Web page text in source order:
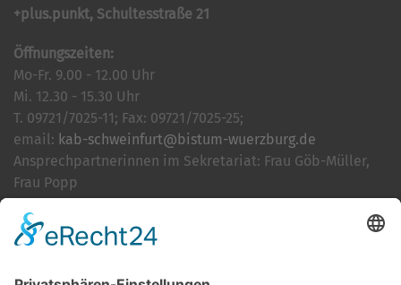
+plus.punkt, Schultesstraße 21
Öffnungszeiten:
Mo-Fr. 9.00 - 12.00 Uhr
Mi. 12.30 - 15.30 Uhr
T. 09721/7025-11; Fax: 09721/7025-25;
email: kab-schweinfurt@bistum-wuerzburg.de
Ansprechpartnerinnen im Sekretariat: Frau Göb-Müller,
Frau Popp